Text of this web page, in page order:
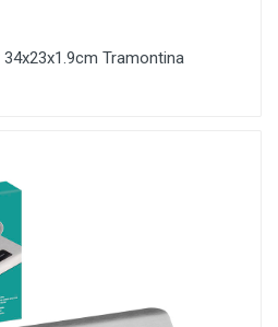
Tramontina